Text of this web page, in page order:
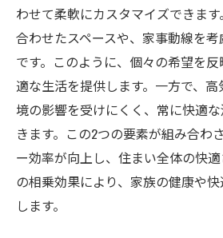
わせて柔軟にカスタマイズできま
合わせたスペースや、家事動線を
です。このように、個々の希望を
適な生活を提供します。一方で、
境の影響を受けにくく、常に快適
きます。この2つの要素が組み合わ
ー効率が向上し、住まい全体の快
の相乗効果により、家族の健康や
します。